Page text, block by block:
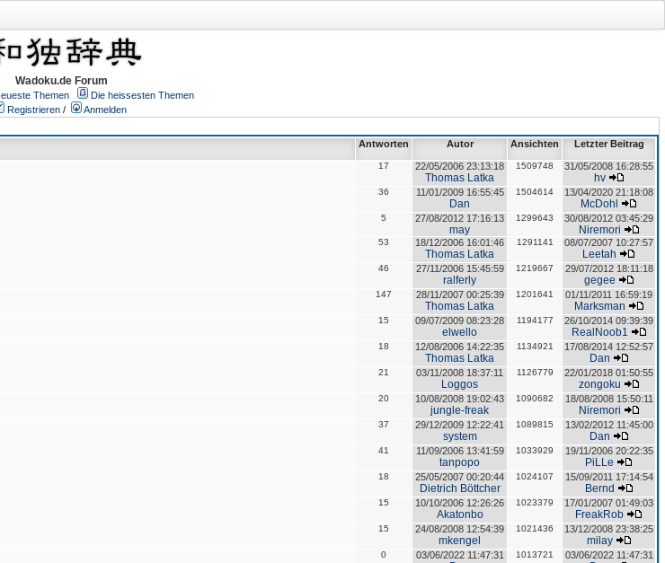
Wadoku.de Forum
Themen
Die heissesten Themen
Registrieren /
Anmelden
Antworten Autor Ansichten Letzter Beitrag
17 22/05/2006 23:13:18
Thomas Latka
1509748 31/05/2008 16:28:55
hv
36 11/01/2009 16:55:45
Dan
1504614 13/04/2020 21:18:08
McDohl
5 27/08/2012 17:16:13
may
1299643 30/08/2012 03:45:29
Niremori
53 18/12/2006 16:01:46
Thomas Latka
1291141 08/07/2007 10:27:57
Leetah
46 27/11/2006 15:45:59
ralferly
1219667 29/07/2012 18:11:18
gegee
147 28/11/2007 00:25:39
Thomas Latka
1201641 01/11/2011 16:59:19
Marksman
15 09/07/2009 08:23:28
elwello
1194177 26/10/2014 09:39:39
RealNoob1
18 12/08/2006 14:22:35
Thomas Latka
1134921 17/08/2014 12:52:57
Dan
21 03/11/2008 18:37:11
Loggos
1126779 22/01/2018 01:50:55
zongoku
20 10/08/2008 19:02:43
jungle-freak
1090682 18/08/2008 15:50:11
Niremori
37 29/12/2009 12:22:41
system
1089815 13/02/2012 11:45:00
Dan
41 11/09/2006 13:41:59
tanpopo
1033929 19/11/2006 20:22:35
PiLLe
18 25/05/2007 00:20:44
Dietrich Böttcher
1024107 15/09/2011 17:14:54
Bernd
15 10/10/2006 12:26:26
Akatonbo
1023379 17/01/2007 01:49:03
FreakRob
15 24/08/2008 12:54:39
mkengel
1021436 13/12/2008 23:38:25
milay
0 03/06/2022 11:47:31 1013721 03/06/2022 11:47:31